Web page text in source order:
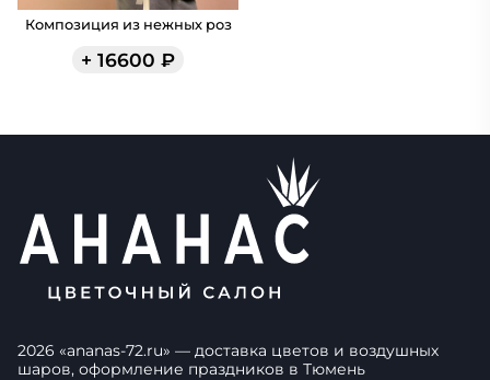
Композиция из нежных роз
+ 16600 ₽
2026 «ananas-72.ru» — доставка цветов и воздушных
шаров, оформление праздников в Тюмень